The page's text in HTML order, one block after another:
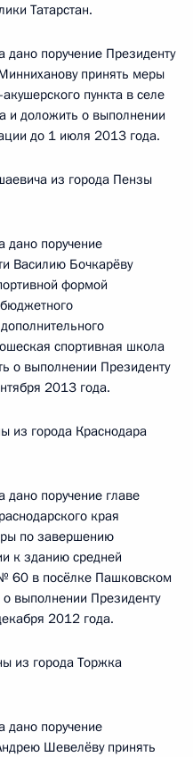
Татарстан.
дано поручение Президенту
принять меры
пункта в селе
и доложить о выполнении
до 1 июля 2013 года.
из города Пензы
дано поручение
Василию Бочкарёву
формой
спортивная школа
о выполнении Президенту
2013 года.
из города Краснодара
дано поручение главе
края
по завершению
к зданию средней
60 в посёлке Пашковском
выполнении Президенту
2012 года.
из города Торжка
дано поручение
Шевелёву принять